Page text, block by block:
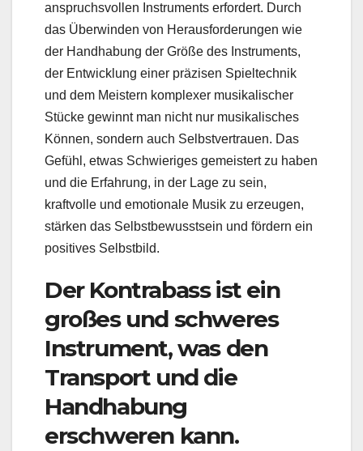
anspruchsvollen Instruments erfordert. Durch
das Überwinden von Herausforderungen wie
der Handhabung der Größe des Instruments,
der Entwicklung einer präzisen Spieltechnik
und dem Meistern komplexer musikalischer
Stücke gewinnt man nicht nur musikalisches
Können, sondern auch Selbstvertrauen. Das
Gefühl, etwas Schwieriges gemeistert zu haben
und die Erfahrung, in der Lage zu sein,
kraftvolle und emotionale Musik zu erzeugen,
stärken das Selbstbewusstsein und fördern ein
positives Selbstbild.
Der Kontrabass ist ein
großes und schweres
Instrument, was den
Transport und die
Handhabung
erschweren kann.